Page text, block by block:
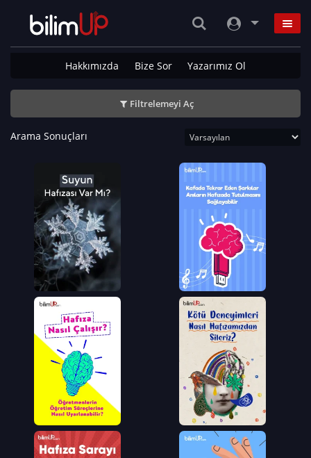
Hakkımızda Bize Sor Yazarımız Ol
Filtrelemeyi Aç
Arama Sonuçları